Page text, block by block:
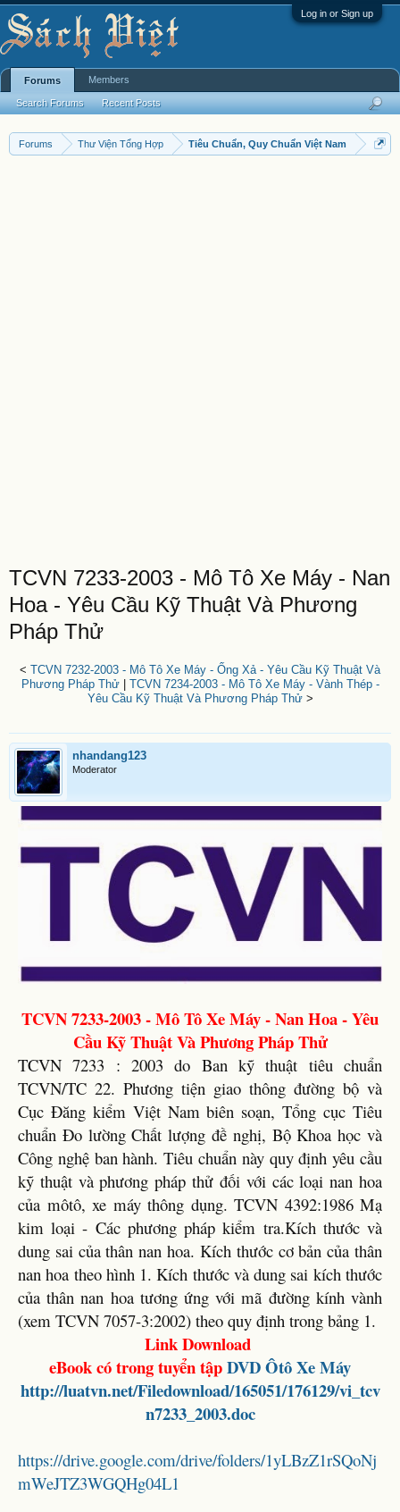
Log in or Sign up
Forums Thư Viện Tổng Hợp Tiêu Chuẩn, Quy Chuẩn Việt Nam
TCVN 7233-2003 - Mô Tô Xe Máy - Nan
Hoa - Yêu Cầu Kỹ Thuật Và Phương
Pháp Thử
< TCVN 7232-2003 - Mô Tô Xe Máy - Ống Xả - Yêu Cầu Kỹ Thuật Và
Phương Pháp Thử| TCVN 7234-2003 - Mô Tô Xe Máy - Vành Thép -
Yêu Cầu Kỹ Thuật Và Phương Pháp Thử>
nhandang123
Moderator
TCVN 7233-2003 - Mô Tô Xe Máy - Nan Hoa - Yêu
Cầu Kỹ Thuật Và Phương Pháp Thử
TCVN 7233 : 2003 do Ban kỹ thuật tiêu chuẩn
TCVN/TC 22. Phương tiện giao thông đường bộ và
Cục Đăng kiểm Việt Nam biên soạn, Tổng cục Tiêu
chuẩn Đo lường Chất lượng đề nghị, Bộ Khoa học và
Công nghệ ban hành. Tiêu chuẩn này quy định yêu cầu
kỹ thuật và phương pháp thử đối với các loại nan hoa
của môtô, xe máy thông dụng. TCVN 4392:1986 Mạ
kim loại - Các phương pháp kiểm tra.Kích thước và
dung sai của thân nan hoa. Kích thước cơ bản của thân
nan hoa theo hình 1. Kích thước và dung sai kích thước
của thân nan hoa tương ứng với mã đường kính vành
(xem TCVN 7057-3:2002) theo quy định trong bảng 1.
Link Download
eBook có trong tuyển tậpDVDÔtô Xe Máy
http://luatvn.net/Filedownload/165051/176129/vi_tcv
n7233_2003.doc
https://drive.google.com/drive/folders/1yLBzZ1rSQoNj
mWeJTZ3WGQHg04L1
Forums
Search Forums Recent Posts
Members